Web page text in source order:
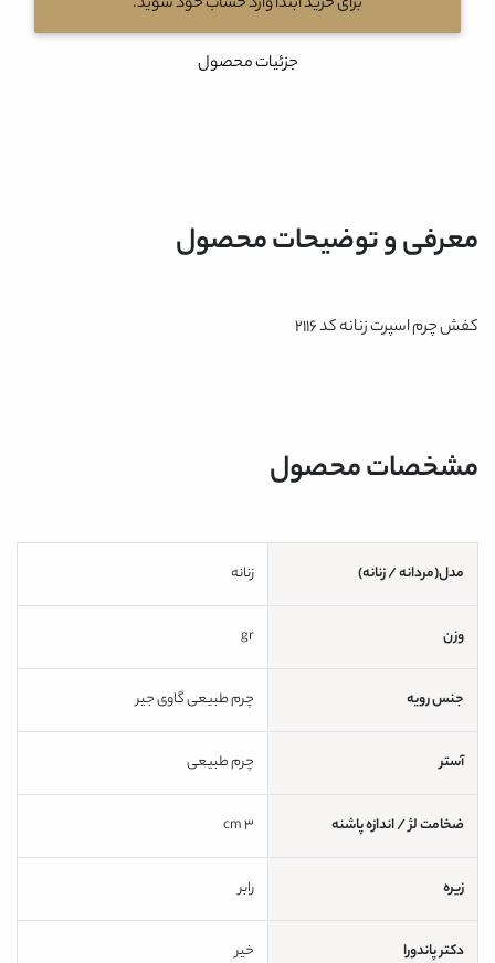
جزئیات محصول
معرفی و توضیحات محصول
کفش چرم اسپرت زنانه کد 2116
مشخصات محصول
مدل(مردانه / زنانه) زنانه
وزن gr
جنس رویه چرم طبیعی گاوی جیر
آستر چرم طبیعی
ضخامت لژ / اندازه پاشنه
زیره رابر
دکتر پاندورا خیر